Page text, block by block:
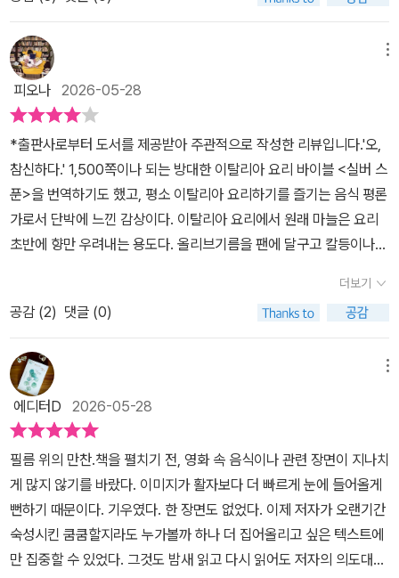
러디 되었던 <올드보이>를 보면 무려 15년 동안 자신이 왜 갇힌지도
모른 채 주인공은 군만두만 먹는다. 군만두를 너무 좋아해서 삼시세
끼 군만두만 먹으래도 먹겠다고 단언(하는 사람이 있다면)해도 못 먹
을것 같은 긴 시간이다. ​그런데 이 영화가 미국판에서 군만두가 우리
가 느끼는 만큼은 아니었던 것 같다. 미국인들에게 있어서 중국음식
은 종이상자에 포장된 채로 배달되어 온 것을 젓가락으로 먹는 이미
지가 더 크다는 것을 미드를 본 사람이라면 금방 알 수 있기 때문이다.​
이처럼 영화 속 음식 이야기를 하고 있는 이 책은 굉장히 임팩트 있는
장면, 영화의 전체 스토리나 주제를 관통하는 소재, 또는 음식이나 그
가 반대로 큰 비중을 차지함에도 불구하고 의외로 영화 속에서는 집
중적으로 다뤄지지 않았거나 기대 이하였던 경우에 대해서도 이야기
하고 있어서 영화를 음식이라는 키워드로 만나볼 수 있었던 흥미로운
책이다.#필름위의만찬 #이용재 #푸른숲 #리뷰어스클럽 #영화 #에
세이 #마음을사로잡은장면속음식이야기 #어떤영화는음식으로기억
된다 #영화속에서만난음식과감정들 #무비에세이 #영화라는세계를
맛으로읽어내는법 #영화적서사와밀착된미식가이드 #책 #독서 #도
서리뷰 #책추천
서 저는 맛있는 음식도 좋지만 '사연' 있는 음식 이야기가 그렇게 좋더
라고요.《필름 위의 만찬》은 17년차 음식 평론가 이용재 님의 책이네
요.원래 이 책은 2019년 6월 시작해 2023년 6월에 마무리된 조선
일보의 인기 칼럼 '필름 위의 만찬'에서 엄선한 내용들이라고 하네요.
저자가 엄선한 영화들은 처음부터 글을 쓰기 위해 염두에 둔 작품들
이 아니라 20년 넘게 꾸준히, 격주마다 한 편씩 영화를 보면서 쌓인
만찬들 가운데 음식을 렌즈 삼아 더 재미있게, 더 새롭게 볼 수 있는
작품들이라는 점이 핵심이네요. 여기에 소개된 영화들은 워낙 유명해
서 많은 사람들이 봤을 가능성이 큰데, 저자의 해설을 본 다음에 영화
를 다시 본다면 스쳐 지나갔던 음식 속에 숨겨진 디테일을 찾을 수 있
네요. 무엇보다도 음식에 관한 저자의 확고한 철학이 느껴지네요. 감
독의 의도를 분석해보지만 도저히 용납할 수 없는 음식에 대해서는
면, '욕망과 허기', '권력과 기만', '불안과 위로', '공감과 위로'라는 키워
드로 나누어 영화들을 소개하고 있어요. '<헤어질 결심 (2022)>에서
도 취조실에서 해준과 서래가 나눠 먹는 특초밥 세트의 미학은 남다
르다. 흔히 경찰서 취조 장면에서 연출되곤 하는 짜장면이나 설렁탕
(혹은 국밥) 같은 대중 음식이 아니라는 점도 있지만, 담음새나 포장
등이 박찬욱 감독의 미학을 입고 확 두드러졌기 때문이다. ··· 해준은
자신의 집에서 나름 솜씨를 부려 밥을 볶아내지만 서래는 딱 한 입만
먹고는 넌지시 내친다. 이 태도는 얼핏 볶음밥이 대상 같지만 실은 해
준을 향한 경계심일 수 있다고 나는 이해했다. 볶음밥이 너무 엉터리
피오나 2026-05-28
*출판사로부터 도서를 제공받아 주관적으로 작성한 리뷰입니다.'오,
참신하다.' 1,500쪽이나 되는 방대한 이탈리아 요리 바이블 <실버 스
푼>을 번역하기도 했고, 평소 이탈리아 요리하기를 즐기는 음식 평론
가로서 단박에 느낀 감상이다. 이탈리아 요리에서 원래 마늘은 요리
초반에 향만 우려내는 용도다. 올리브기름을 팬에 달구고 칼등이나
석은 이렇다만, 교도소라면 이야기가 좀 달라진다... 이처럼 큰 제약
속에서도 급식 외의 음식을 먹고 싶은 욕구에 힘입어 교도소만의 별
도 요리법과 음식이 대대로 전해 내려온다. p.74~75<실버
스푼>, <패밀리 밀> 등 세계적인 요리사들의 책을 번역하고, <한식
의 품격>, <미식 대담> 등 음식에 관한 저서를 써온 음식 평론가이자
번역가의 시선으로 바라보는 영화는 어떨까. 저자는 음식을 통해 영
화를 기억하는 특별한 감상법을 제안한다. <공동경비구역 JSA>의
초코파이, <헤어질 결심>의 중국식 볶음밥, <아메리칸 셰프>의 쿠바
식 샌드위치, <하울의 움직이는 성>의 하울정식, <신세계>의 송아지
스테이크, <올드보이>의 군만두, <웰컴 투 동막골>의 팝콘, <왕과
사는 남자>의 사약에 이르기까지 영화 속 음식에 초점을 맞춘 글들이
색다른 시각으로 영화를 읽게 해주어 매우 흥미로웠다. 영화 속 음식
더보기
공감 (2) 댓글 (0)
에디터D 2026-05-28
필름 위의 만찬.책을 펼치기 전, 영화 속 음식이나 관련 장면이 지나치
게 많지 않기를 바랐다. 이미지가 활자보다 더 빠르게 눈에 들어올게
뻔하기 때문이다. 기우였다. 한 장면도 없었다. 이제 저자가 오랜기간
숙성시킨 쿰쿰할지라도 누가볼까 하나 더 집어올리고 싶은 텍스트에
만 집중할 수 있었다. 그것도 밤새 읽고 다시 읽어도 저자의 의도대로